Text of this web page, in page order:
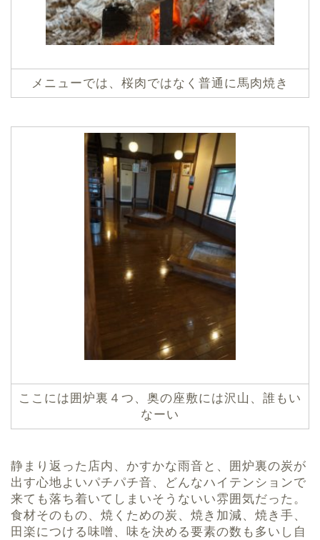
メニューでは、桜肉ではなく普通に馬肉焼き
ここには囲炉裏４つ、奥の座敷には沢山、誰もい
なーい
静まり返った店内、かすかな雨音と、囲炉裏の炭が
出す心地よいパチパチ音、どんなハイテンションで
来ても落ち着いてしまいそうないい雰囲気だった。
食材そのもの、焼くための炭、焼き加減、焼き手、
田楽につける味噌、味を決める要素の数も多いし自